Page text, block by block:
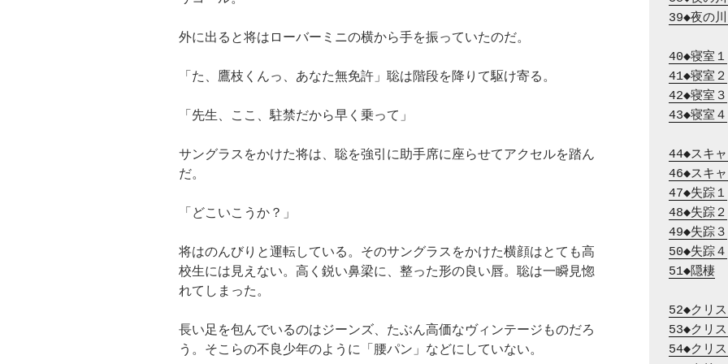
外に出ると将はローバーミニの横から手を振っていたのだ。
「た、鷹枝くんっ、あなた無免許」聡は階段を降りて駆け寄る。
「先生、ここ、駐禁だから早く乗って」
サングラスをかけた将は、聡を強引に助手席に座らせてアクセルを踏ん
だ。
「どこいこうか？」
将はのんびりと運転している。そのサングラスをかけた横顔はとても高
校生には見えない。高く鋭い鼻梁に、整った形の良い唇。聡は一瞬見惚
れてしまった。
長い足を包んでいるのはジーンズ、たぶん高価なヴィンテージものだろ
う。そこらの不良少年のように「腰パン」などにしていない。
39◆夜の
40◆寝室１
41◆寝室２
42◆寝室３
43◆寝室４
44◆スキ
46◆スキ
47◆失踪１
48◆失踪２
49◆失踪３
50◆失踪４
51◆隠棲
52◆クリ
53◆クリ
54◆クリ